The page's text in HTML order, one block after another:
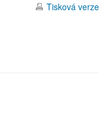
Tisková verze